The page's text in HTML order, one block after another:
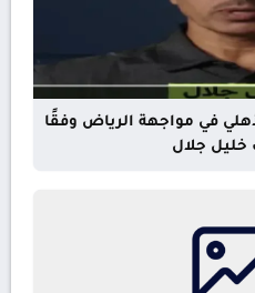
في مواجهة الرياض وفقًا
خليل جلال